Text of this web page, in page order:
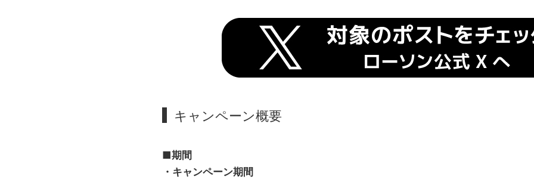
キャンペーン概要
■期間
・キャンペーン期間